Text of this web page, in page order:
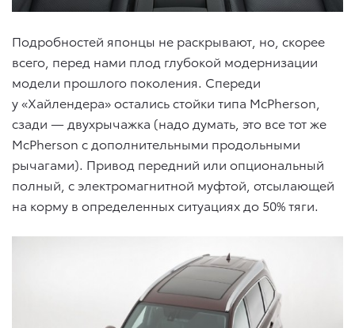
Подробностей японцы не раскрывают, но, скорее
всего, перед нами плод глубокой модернизации
модели прошлого поколения. Спереди
у «Хайлендера» остались стойки типа McPherson,
сзади — двухрычажка (надо думать, это все тот же
McPherson с дополнительными продольными
рычагами). Привод передний или опциональный
полный, с электромагнитной муфтой, отсылающей
на корму в определенных ситуациях до 50% тяги.